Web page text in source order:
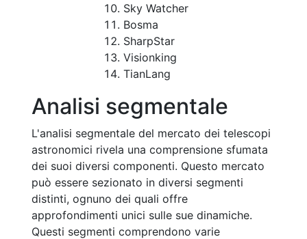
Sky Watcher
Bosma
SharpStar
Visionking
TianLang
Analisi segmentale
L'analisi segmentale del mercato dei telescopi
astronomici rivela una comprensione sfumata
dei suoi diversi componenti. Questo mercato
può essere sezionato in diversi segmenti
distinti, ognuno dei quali offre
approfondimenti unici sulle sue dinamiche.
Questi segmenti comprendono varie